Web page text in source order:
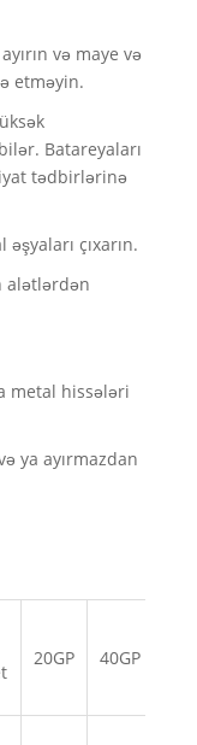
və maye və
etməyin.
Batareyaları
tədbirlərinə
çıxarın.
alətlərdən
metal hissələri
ya ayırmazdan
20GP 40GP